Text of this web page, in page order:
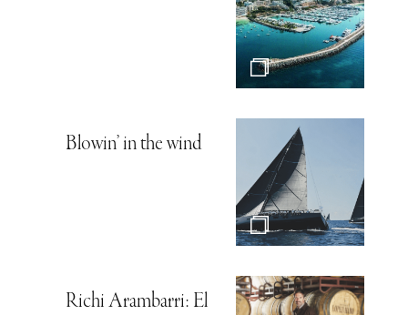
Blowin’ in the wind
Richi Arambarri: El